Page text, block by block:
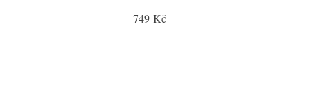
749 Kč